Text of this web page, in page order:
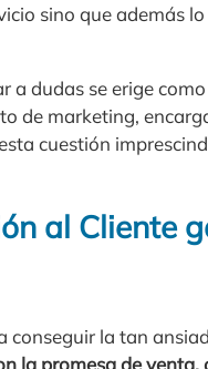
sino que además
a dudas se erige
de marketing,
cuestión
al Cliente
la tan
la promesa de